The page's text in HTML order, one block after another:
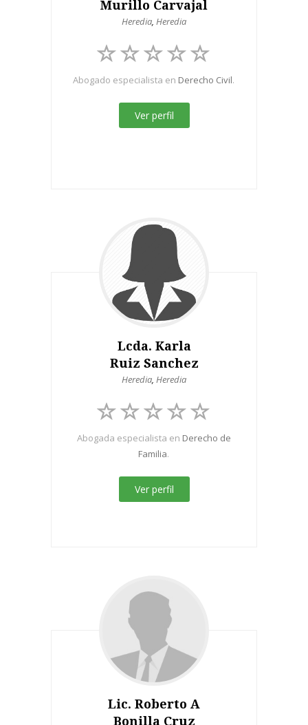
Murillo Carvajal
Heredia, Heredia
Abogado especialista en Derecho Civil.
Ver perfil
Lcda. Karla
Ruiz Sanchez
Heredia, Heredia
Abogada especialista en Derecho de
Familia.
Ver perfil
Lic. Roberto A
Bonilla Cruz